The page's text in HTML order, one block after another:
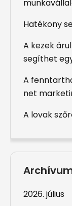
Hatékony
A kezek
segíthet
A
net
A lovak
2026. július